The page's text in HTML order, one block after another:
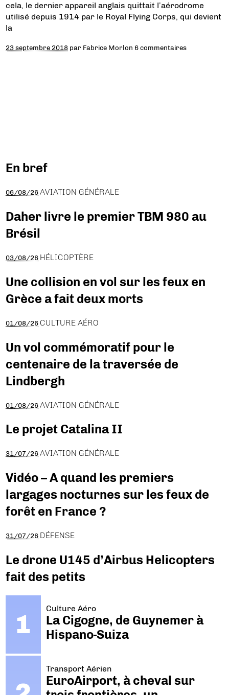
cela, le dernier appareil anglais quittait l’aérodrome
utilisé depuis 1914 par le Royal Flying Corps, qui devient
la
23 septembre 2018 par Fabrice Morlon 6 commentaires
En bref
06/08/26 AVIATION GÉNÉRALE
Daher livre le premier TBM 980 au
Brésil
03/08/26 HÉLICOPTÈRE
Une collision en vol sur les feux en
Grèce a fait deux morts
01/08/26 CULTURE AÉRO
Un vol commémoratif pour le
centenaire de la traversée de
Lindbergh
01/08/26 AVIATION GÉNÉRALE
Le projet Catalina II
31/07/26 AVIATION GÉNÉRALE
Vidéo – A quand les premiers
largages nocturnes sur les feux de
forêt en France ?
31/07/26 DÉFENSE
Le drone U145 d’Airbus Helicopters
fait des petits
Culture Aéro
La Cigogne, de Guynemer à
Hispano-Suiza
Transport Aérien
EuroAirport, à cheval sur